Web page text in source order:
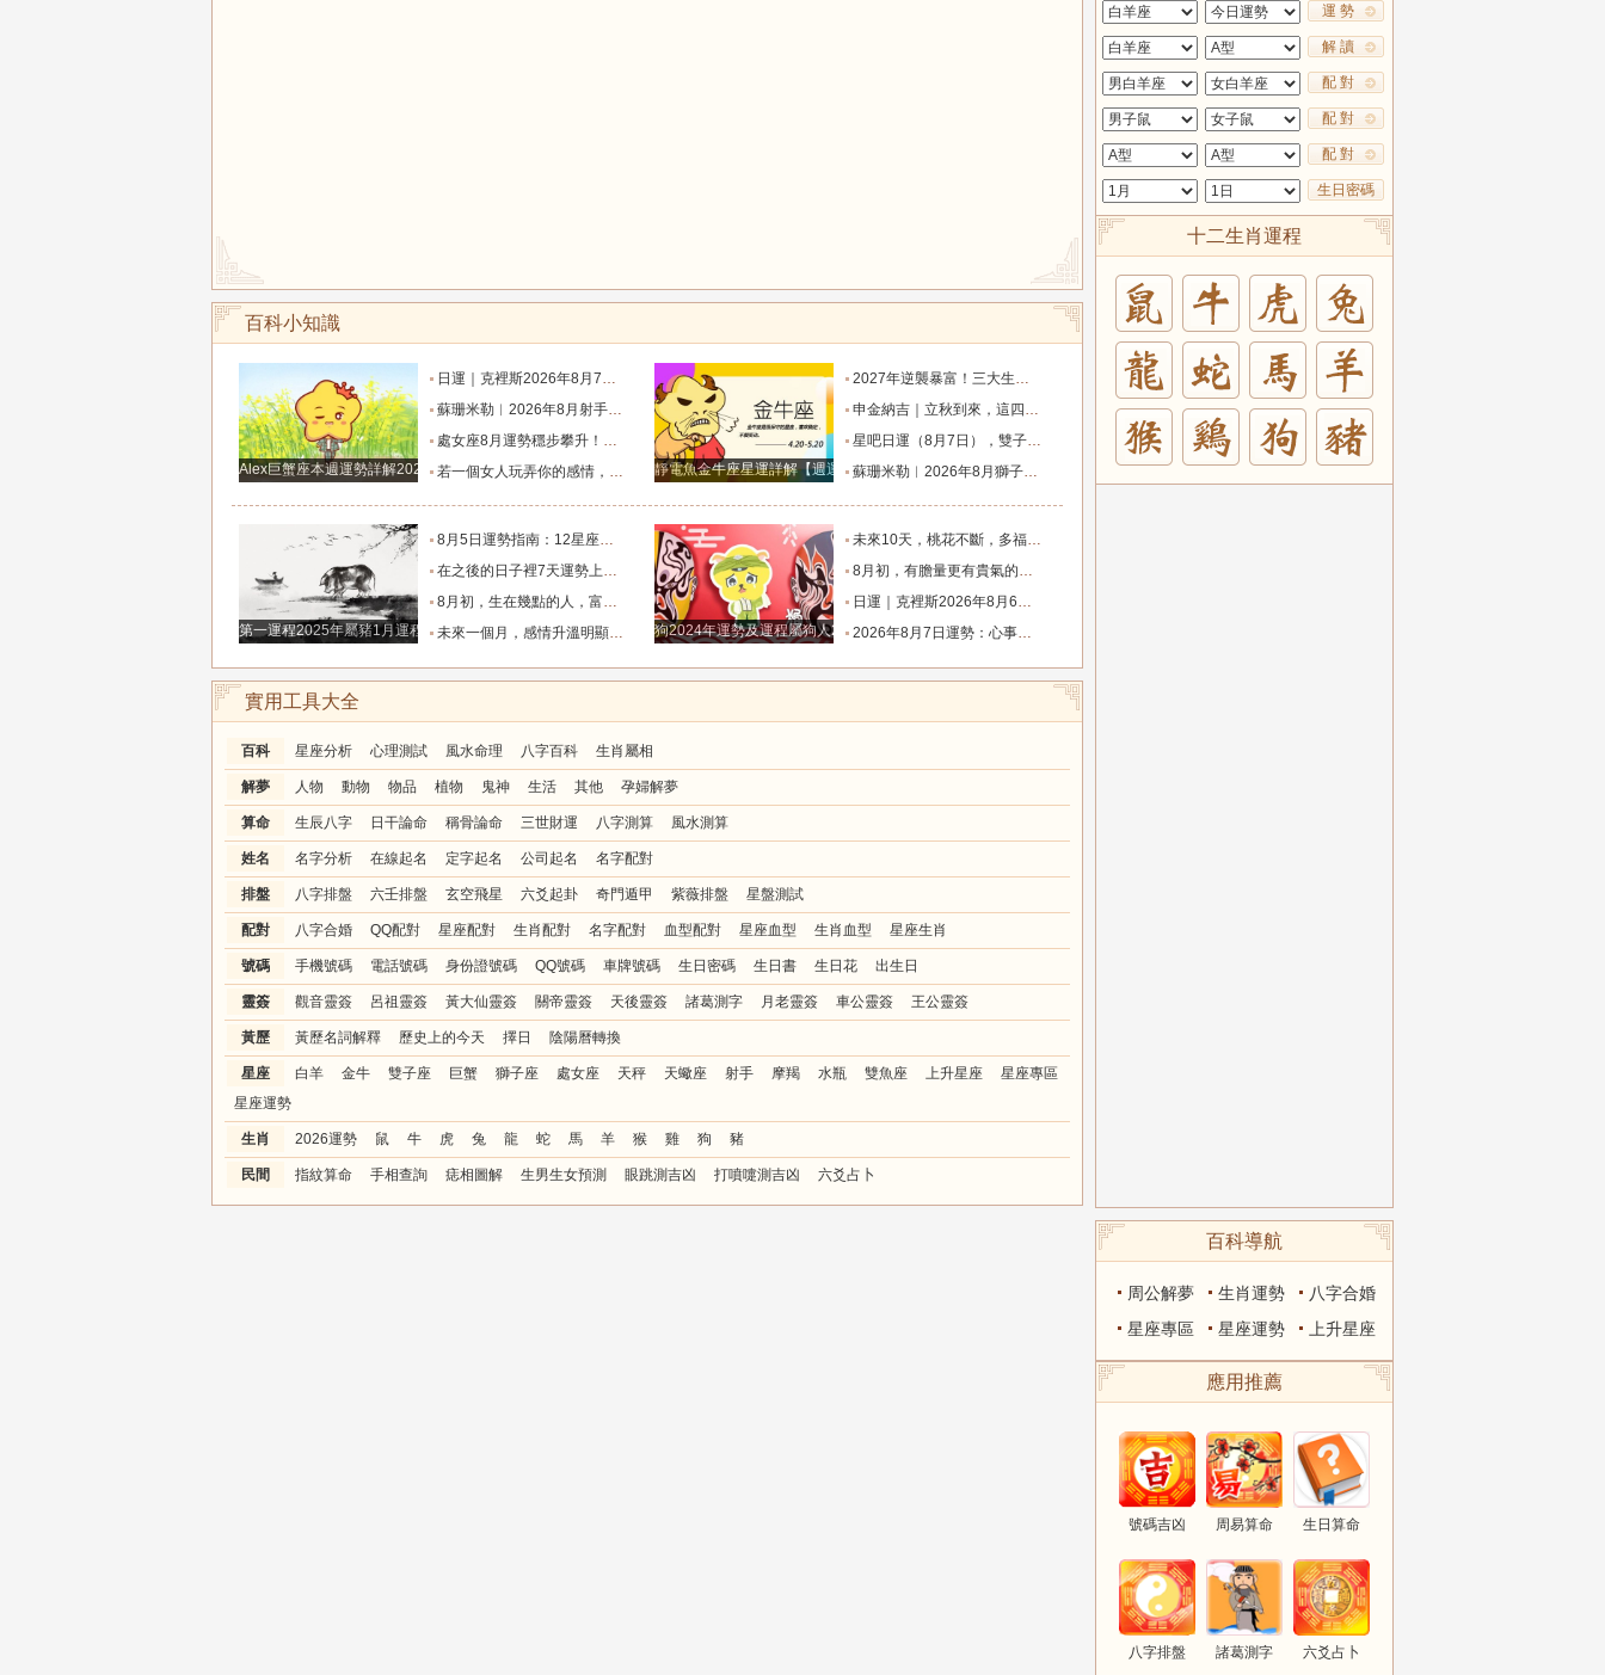
百科小知識
Alex巨蟹座本週運勢詳解2024.12.23-12.29
日運｜克裡斯2026年8月7日十二星座運勢_天秤座_金星_主動
蘇珊米勒︱2026年8月射手座月度運勢_日食_九宮_伴侶
處女座8月運勢穩步攀升！打磨細節，付出皆有回響好運連連_工作_過往_月度
若一個女人玩弄你的感情，那她一定有這樣的表現！_星座_女性_距離感
靜電魚金牛座星運詳解【週運2024年12月9日-12月15日】
2027年逆襲暴富！三大生肖踩中流年財星，一路飛速賺大錢_財富_貴人_屬豬
申金納吉｜立秋到來，這四大生肖要走好運了_金水_申辰_午馬
星吧日運（8月7日），雙子座沮喪，水瓶座不愉快，雙魚座有誤會_工作_情人_方會更
蘇珊米勒︱2026年8月獅子座月度運勢_木星_滿月_日食
第一運程2025年屬豬1月運程解析
8月5日運勢指南：12星座今天該咋個整？_朋友_水瓶_處女
在之後的日子裡7天運勢上升，橫財滾滾入門，從小是福星的星座_生活_在未來_好運
8月初，生在幾點的人，富有才情，桃花旺盛，和氣生財過一生_天秤座_獅子座_關係
未來一個月，感情升溫明顯的三個星座，值得的人靠近_時間_雙魚_反應
狗2024年運勢及運程屬狗人2024運勢好嗎
未來10天，桃花不斷，多福多運，遇見甜蜜愛情的幾個星座_金牛座_雙子座_家庭
8月初，有膽量更有貴氣的四個星座，能成為事業王者，生意興隆_初將_天蠍座_朋友
日運｜克裡斯2026年8月6日十二星座運勢_處理_對方_主動
2026年8月7日運勢：心事懸在半空最是疲憊，今天迷霧散去，所有人都能接住生活給出的明確答復_事情_層面_關係
實用工具大全
百科 星座分析 心理測試 風水命理 八字百科 生肖屬相
解夢 人物 動物 物品 植物 鬼神 生活 其他 孕婦解夢
算命 生辰八字 日干論命 稱骨論命 三世財運 八字測算 風水測算
姓名 名字分析 在線起名 定字起名 公司起名 名字配對
排盤 八字排盤 六壬排盤 玄空飛星 六爻起卦 奇門遁甲 紫薇排盤 星盤測試
配對 八字合婚 QQ配對 星座配對 生肖配對 名字配對 血型配對 星座血型 生肖血型 星座生肖
號碼 手機號碼 電話號碼 身份證號碼 QQ號碼 車牌號碼 生日密碼 生日書 生日花 出生日
靈簽 觀音靈簽 呂祖靈簽 黃大仙靈簽 關帝靈簽 天後靈簽 諸葛測字 月老靈簽 車公靈簽 王公靈簽
黃歷 黃歷名詞解釋 歷史上的今天 擇日 陰陽曆轉換
星座 白羊 金牛 雙子座 巨蟹 獅子座 處女座 天秤 天蠍座 射手 摩羯 水瓶 雙魚座 上升星座
星座專區
星座運勢
生肖 2026運勢 鼠 牛 虎 兔 龍 蛇 馬 羊 猴 雞 狗 豬
民間 指紋算命 手相查詢 痣相圖解 生男生女預測 眼跳測吉凶 打噴嚏測吉凶 六爻占卜
運 勢
解 讀
配 對
配 對
配 對
生日密碼
十二生肖運程
鼠 牛 虎 兔
猴 雞 狗
百科導航
周公解夢 生肖運勢
八字合婚
星座專區
星座運勢 上升星座
應用推薦
號碼吉凶 周易算命 生日算命
八字排盤 諸葛測字 六爻占卜